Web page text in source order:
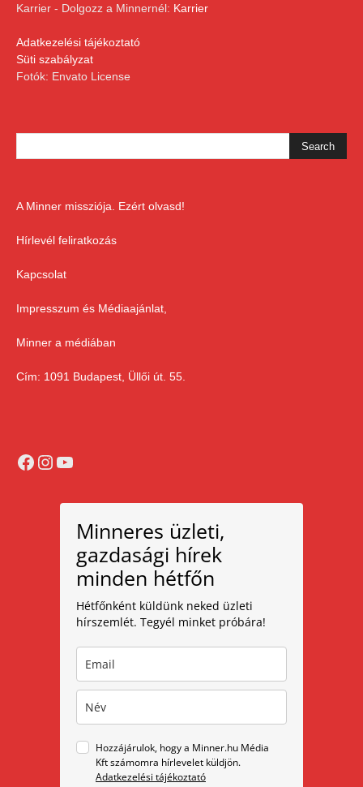
Karrier - Dolgozz a Minnernél: Karrier
Adatkezelési tájékoztató
Süti szabályzat
Fotók: Envato License
A Minner missziója. Ezért olvasd!
Hírlevél feliratkozás
Kapcsolat
Impresszum és Médiaajánlat,
Minner a médiában
Cím: 1091 Budapest, Üllői út. 55.
Facebook
Instagram
YouTube
Minneres üzleti,
gazdasági hírek
minden hétfőn
Hétfőnként küldünk neked üzleti
hírszemlét. Tegyél minket próbára!
Hozzájárulok, hogy a Minner.hu Média
Kft számomra hírlevelet küldjön.
Adatkezelési tájékoztató